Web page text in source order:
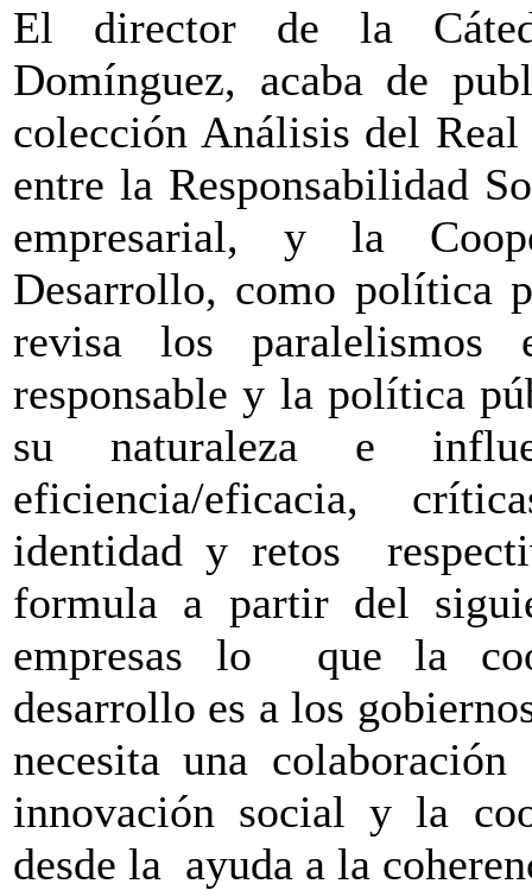
El director de la
Domínguez, acaba de
colección Análisis del
entre la Responsabilidad
empresarial, y la
Desarrollo, como política
revisa los paralelismos
responsable y la política
su naturaleza e
eficiencia/eficacia,
identidad y retos
formula a partir del
empresas lo que la
desarrollo es a los
necesita una
innovación social y la
desde la ayuda a la